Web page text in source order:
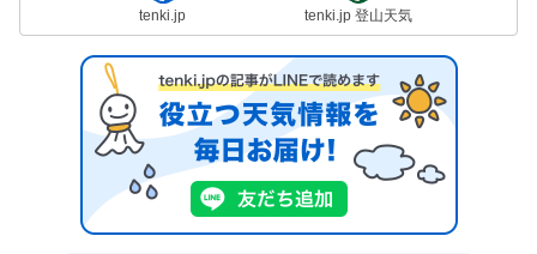
tenki.jp tenki.jp 登山天気